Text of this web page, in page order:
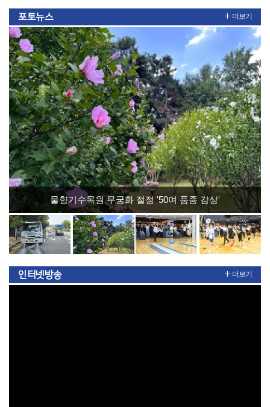
포토뉴스
민경선 시장, 2026 고양시장배 볼링대회 시구
더보기
인터넷방송 더보기